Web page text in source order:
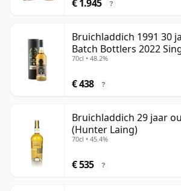
€ 1.945 ?
Bruichladdich 1991 30
Batch Bottlers 2022
70cl • 48.2%
€ 438 ?
Bruichladdich 29 jaar
(Hunter Laing)
70cl • 45.4%
€ 535 ?